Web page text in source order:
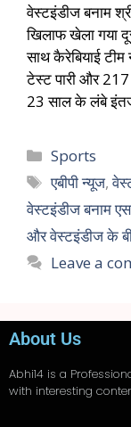
वेस्टइंडीज बनाम
खिलाफ खेला गया
साथ कैरेबियाई
टेस्ट पारी और
23 साल के लंबे
Sports
एबीपी न्यूज,
वेस्टइंडीज बनाम
और वेस्टइंडीज के
Leave a
About Us
Abhi14 is a
with interesting